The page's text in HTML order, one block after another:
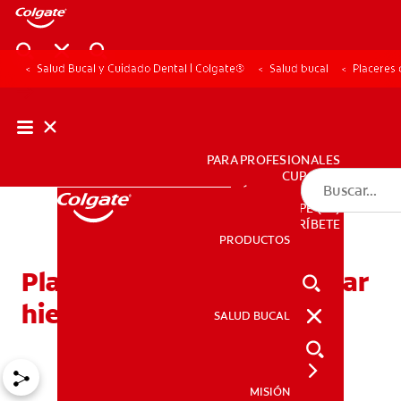
PRODUCTOS
PARA PROFESIONALES
CUPONES
DÓNDE COMPRAR
PE (ES)
SUSCRÍBETE
PRODUCTOS
SALUD BUCAL
MISIÓN
Salud Bucal y Cuidado Dental | Colgate® Salud bucal Placeres
Placeres culposos: Masticar
hielo y sus dientes